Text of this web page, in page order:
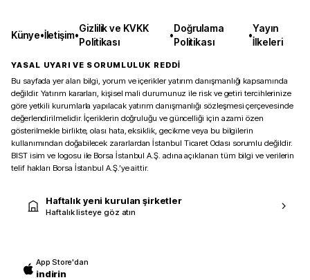
Künye•İletişim•
Gizlilik ve KVKK
Politikası
•
Doğrulama
Politikası
•
Yayın
İlkeleri
YASAL UYARI VE SORUMLULUK REDDİ
Bu sayfada yer alan bilgi, yorum ve içerikler yatırım danışmanlığı kapsamında
değildir. Yatırım kararları, kişisel mali durumunuz ile risk ve getiri tercihlerinize
göre yetkili kurumlarla yapılacak yatırım danışmanlığı sözleşmesi çerçevesinde
değerlendirilmelidir. İçeriklerin doğruluğu ve güncelliği için azami özen
gösterilmekle birlikte, olası hata, eksiklik, gecikme veya bu bilgilerin
kullanımından doğabilecek zararlardan İstanbul Ticaret Odası sorumlu değildir.
BIST isim ve logosu ile Borsa İstanbul A.Ş. adına açıklanan tüm bilgi ve verilerin
telif hakları Borsa İstanbul A.Ş.’ye aittir.
Haftalık yeni kurulan şirketler
Haftalık listeye göz atın
App Store'dan
indirin